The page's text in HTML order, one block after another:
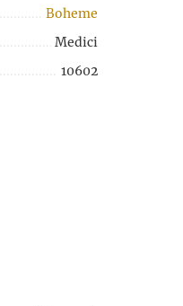
Boheme
Medici
10602